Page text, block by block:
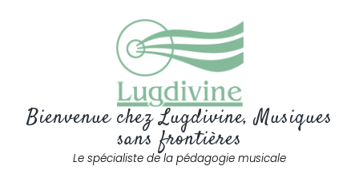
Bienvenue chez Lugdivine, Musiques
sans frontières
Le spécialiste de la pédagogie musicale